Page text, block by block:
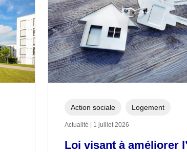
Loi visant à améliorer
Action sociale Logement
Actualité | 1 juillet 2026